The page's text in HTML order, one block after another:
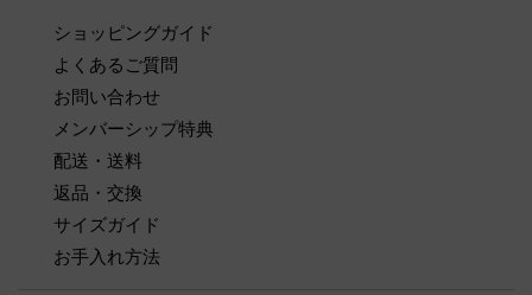
ショッピングガイド
よくあるご質問
お問い合わせ
メンバーシップ特典
配送・送料
返品・交換
サイズガイド
お手入れ方法